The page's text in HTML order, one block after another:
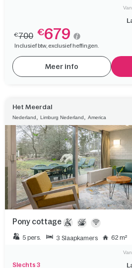
€700 €679
Inclusief btw, exclusief heffingen.
Meer info
Het Meerdal
Nederland Limburg Nederland America
Pony cottage
5 pers. 3 Slaapkamers 62 m²
Slechts 3